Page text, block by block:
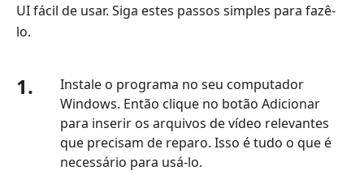
UI fácil de usar. Siga estes passos simples para fazê-
lo.
1.
Instale o programa no seu computador
Windows. Então clique no botão Adicionar
para inserir os arquivos de vídeo relevantes
que precisam de reparo. Isso é tudo o que é
necessário para usá-lo.